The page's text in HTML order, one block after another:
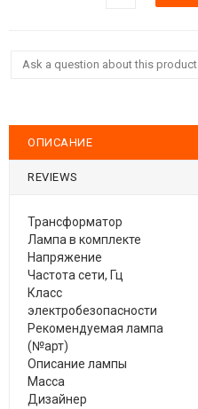
Ask a question about this product
ОПИСАНИЕ
REVIEWS
Трансформатор
Лампа в комплекте
Напряжение
Частота сети, Гц
Класс
электробезопасности
Рекомендуемая лампа
(№арт)
Описание лампы
Масса
Дизайнер